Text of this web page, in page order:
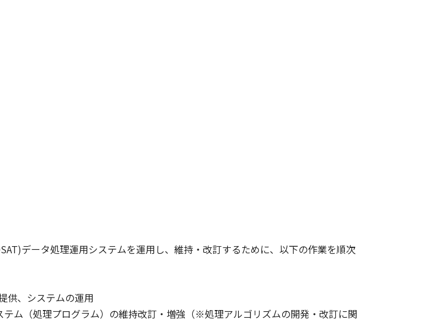
データ処理運用システムを運用し、維持・改訂するために、以下の作業を順次
供、システムの運用
テム（処理プログラム）の維持改訂・増強（※処理アルゴリズムの開発・改訂に関